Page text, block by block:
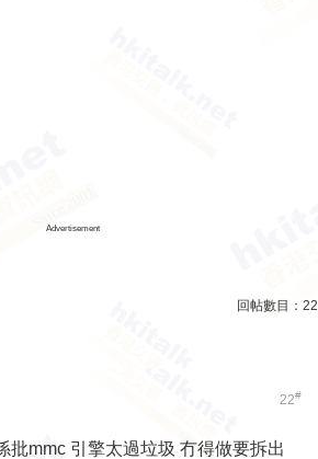
Advertisement
回帖數目： 22
22#
批mmc 引擎太過垃圾 冇得做要拆出